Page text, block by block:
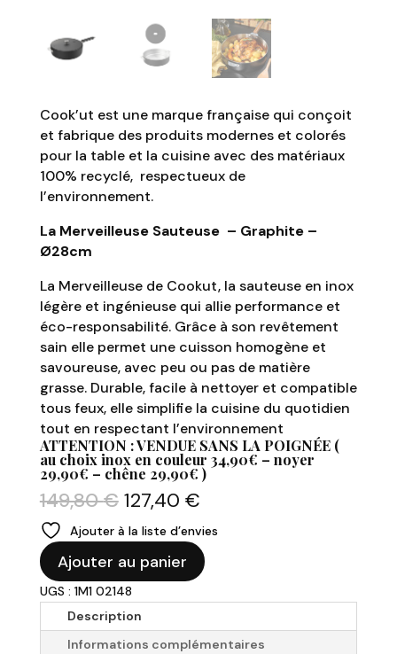
Cook’ut est une marque française qui conçoit
et fabrique des produits modernes et colorés
pour la table et la cuisine avec des matériaux
100% recyclé, respectueux de
l’environnement.
La Merveilleuse Sauteuse – Graphite –
Ø28cm
La Merveilleuse de Cookut, la sauteuse en inox
légère et ingénieuse qui allie performance et
éco-responsabilité. Grâce à son revêtement
sain elle permet une cuisson homogène et
savoureuse, avec peu ou pas de matière
grasse. Durable, facile à nettoyer et compatible
tous feux, elle simplifie la cuisine du quotidien
tout en respectant l’environnement
ATTENTION : VENDUE SANS LA POIGNÉE (
au choix inox en couleur 34,90€ – noyer
29,90€ – chêne 29,90€ )
149,80€ Le
prix
initial
était :
149,80 €.
127,40 €Le
prix
actuel
est :
127,40 €.
Ajouter à la liste d’envies
quantité
de
COOK'UT
Sauteuse
Ajouter au panier
UGS : 1M1 02148
Description
Informations complémentaires